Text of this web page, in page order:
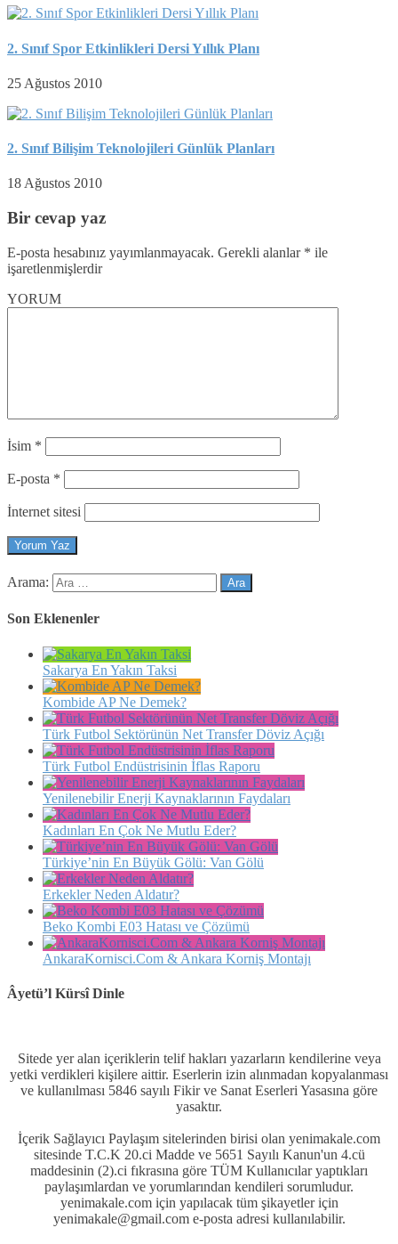
2. Sınıf Spor Etkinlikleri Dersi Yıllık Planı
25 Ağustos 2010
2. Sınıf Bilişim Teknolojileri Günlük Planları
18 Ağustos 2010
Bir cevap yaz
E-posta hesabınız yayımlanmayacak. Gerekli alanlar * ile
işaretlenmişlerdir
YORUM
İsim *
E-posta *
İnternet sitesi
Arama:
Son Eklenenler
Sakarya En Yakın Taksi
Kombide AP Ne Demek?
Türk Futbol Sektörünün Net Transfer Döviz Açığı
Türk Futbol Endüstrisinin İflas Raporu
Yenilenebilir Enerji Kaynaklarının Faydaları
Kadınları En Çok Ne Mutlu Eder?
Türkiye’nin En Büyük Gölü: Van Gölü
Erkekler Neden Aldatır?
Beko Kombi E03 Hatası ve Çözümü
AnkaraKornisci.Com & Ankara Korniş Montajı
Âyetü’l Kürsî Dinle
Sitede yer alan içeriklerin telif hakları yazarların kendilerine veya
yetki verdikleri kişilere aittir. Eserlerin izin alınmadan kopyalanması
ve kullanılması 5846 sayılı Fikir ve Sanat Eserleri Yasasına göre
yasaktır.
İçerik Sağlayıcı Paylaşım sitelerinden birisi olan yenimakale.com
sitesinde T.C.K 20.ci Madde ve 5651 Sayılı Kanun'un 4.cü
maddesinin (2).ci fıkrasına göre TÜM Kullanıcılar yaptıkları
paylaşımlardan ve yorumlarından kendileri sorumludur.
yenimakale.com için yapılacak tüm şikayetler için
yenimakale@gmail.com e-posta adresi kullanılabilir.